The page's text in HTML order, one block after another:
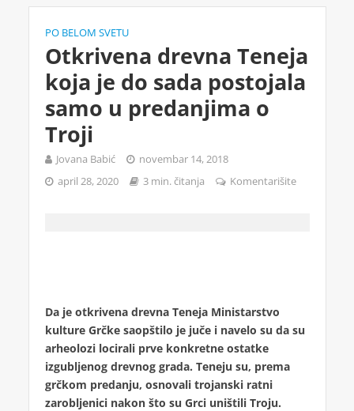
PO BELOM SVETU
Otkrivena drevna Teneja
koja je do sada postojala
samo u predanjima o
Troji
Jovana Babić
novembar 14, 2018
april 28, 2020
3 min. čitanja Komentarišite
Da je otkrivena drevna Teneja Ministarstvo
kulture Grčke saopštilo je juče i navelo su da su
arheolozi locirali prve konkretne ostatke
izgubljenog drevnog grada. Teneju su, prema
grčkom predanju, osnovali trojanski ratni
zarobljenici nakon što su Grci uništili Troju.